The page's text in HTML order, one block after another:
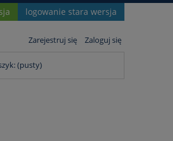
logowanie stara wersja
Zarejestruj się Zaloguj się
(pusty)